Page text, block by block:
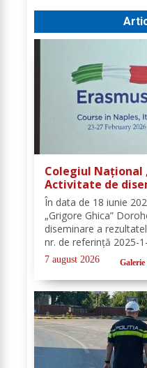
Colegiul Național
Activitate de
proiectului
KA121-SCH-
În data de 18 iunie
„Grigore Ghica”
diseminare a
nr. de referință 2025-
organizată de
secretarul unității,
7 august 2026